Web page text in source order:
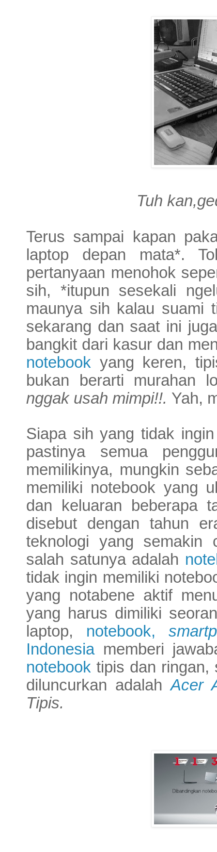
Tuh
Terus sampai kapan
laptop depan mata*.
pertanyaan menohok
sih, *itupun sesekali
maunya sih kalau suami
sekarang dan saat ini
bangkit dari kasur dan
notebook yang keren,
bukan berarti murahan
nggak usah mimpi!!. Yah,
Siapa sih yang tidak
pastinya semua
memilikinya, mungkin
memiliki notebook yang
dan keluaran beberapa
disebut dengan tahun
teknologi yang semakin
salah satunya adalah
tidak ingin memiliki
yang notabene aktif
yang harus dimiliki
laptop, notebook,
Indonesiamemberi
notebook tipis dan ringan,
diluncurkan adalahAcer
Tipis.